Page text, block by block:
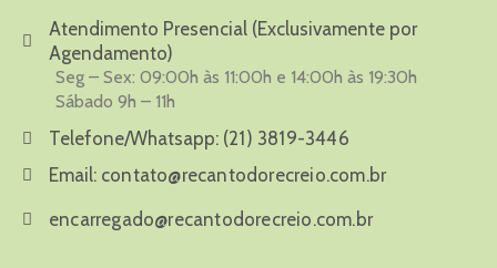
Atendimento Presencial (Exclusivamente por
Agendamento)
Seg – Sex: 09:00h às 11:00h e 14:00h às 19:30h
Sábado 9h – 11h
Telefone/Whatsapp: (21) 3819-3446
Email: contato@recantodorecreio.com.br
encarregado@recantodorecreio.com.br